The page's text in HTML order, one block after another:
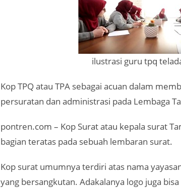
ilustrasi guru tpq
Kop TPQ atau TPA sebagai acuan dalam
persuratan dan administrasi pada Lembaga
pontren.com – Kop Surat atau kepala surat
bagian teratas pada sebuah lembaran surat.
Kop surat umumnya terdiri atas nama
yang bersangkutan. Adakalanya logo juga